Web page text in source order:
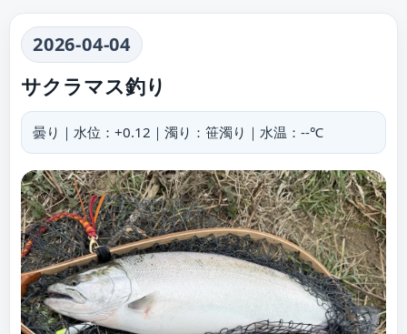
2026-04-04
サクラマス釣り
曇り｜水位：+0.12｜濁り：笹濁り｜水温：--℃